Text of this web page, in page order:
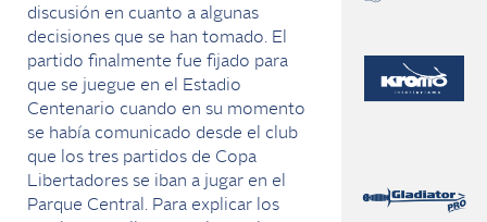
discusión en cuanto a algunas
decisiones que se han tomado. El
partido finalmente fue fijado para
que se juegue en el Estadio
Centenario cuando en su momento
se había comunicado desde el club
que los tres partidos de Copa
Libertadores se iban a jugar en el
Parque Central. Para explicar los